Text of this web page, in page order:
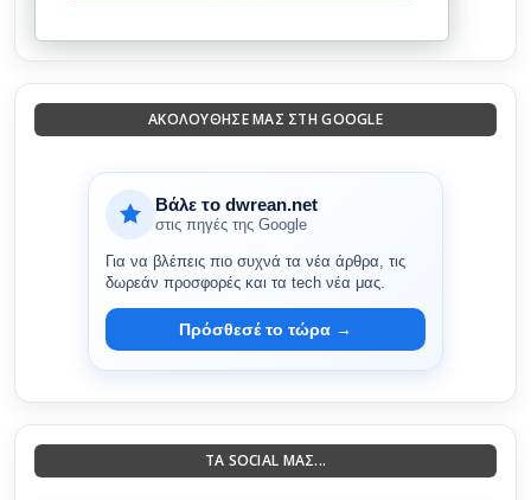
ΑΚΟΛΟΎΘΗΣΈ ΜΑΣ ΣΤΗ GOOGLE
Βάλε το dwrean.net
στις πηγές της Google
Για να βλέπεις πιο συχνά τα νέα άρθρα, τις
δωρεάν προσφορές και τα tech νέα μας.
Πρόσθεσέ το τώρα →
ΤΑ SOCIAL ΜΑΣ...